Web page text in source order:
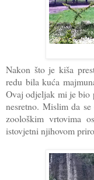
Nakon što je kiša
redu bila kuća
Ovaj odjeljak mi je bio
nesretno. Mislim da
zoološkim vrtovima
istovjetni njihovom